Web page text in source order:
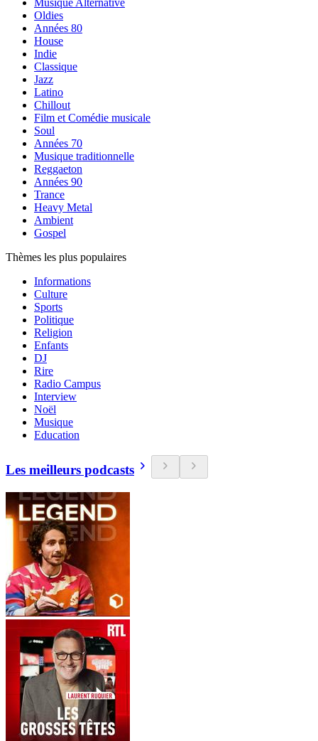
Musique Alternative
Oldies
Années 80
House
Indie
Classique
Jazz
Latino
Chillout
Film et Comédie musicale
Soul
Années 70
Musique traditionnelle
Reggaeton
Années 90
Trance
Heavy Metal
Ambient
Gospel
Thèmes les plus populaires
Informations
Culture
Sports
Politique
Religion
Enfants
DJ
Rire
Radio Campus
Interview
Noël
Musique
Education
Les meilleurs podcasts